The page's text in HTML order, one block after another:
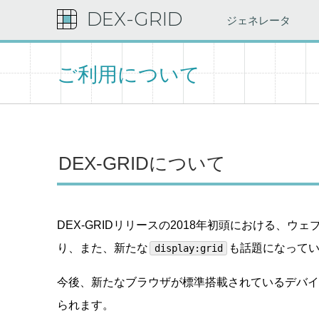
DEX-GRID ジェネレータ
ご利用について
DEX-GRIDについて
DEX-GRIDリリースの2018年初頭における、ウェ
り、また、新たな
display:grid も話題になって
今後、新たなブラウザが標準搭載されているデバ
られます。